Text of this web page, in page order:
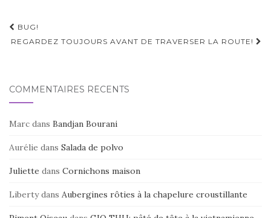
Navigation
d'article
BUG!
REGARDEZ TOUJOURS AVANT DE TRAVERSER LA ROUTE!
COMMENTAIRES RÉCENTS
Marc dans Bandjan Bourani
Aurélie dans Salada de polvo
Juliette dans Cornichons maison
Libertydans Aubergines rôties à la chapelure croustillante